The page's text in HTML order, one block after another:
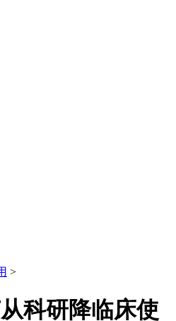
>
科研降临床使